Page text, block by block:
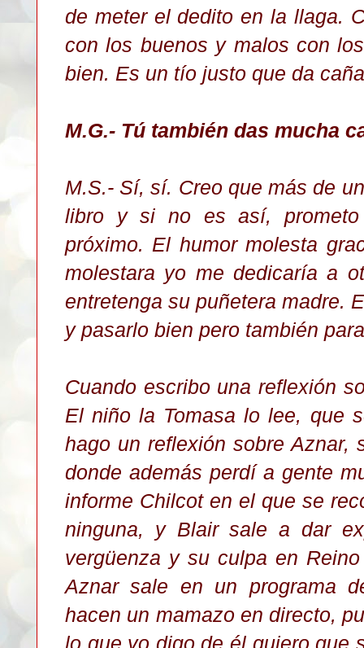
de meter el dedito en la llaga.
con los buenos y malos con
bien. Es un tío justo que da
M.G.- Tú también das mucha
M.S.- Sí, sí. Creo que más de
libro y si no es así, prometo
próximo. El humor molesta
molestara yo me dedicaría a
entretenga su puñetera madre.
y pasarlo bien pero también
Cuando escribo una reflexión
El niño la Tomasa lo lee, que
hago un reflexión sobre Aznar,
donde además perdí a gente
informe Chilcot en el que se
ninguna, y Blair sale a dar
vergüenza y su culpa en
Aznar sale en un programa
hacen un mamazo en directo,
lo que yo digo de él quiero que